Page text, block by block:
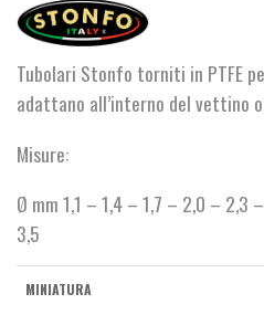
Tubolari Stonfo torniti in PTFE
adattano all’interno del vettino
Misure:
Ø mm 1,1 – 1,4 – 1,7 – 2,0 –
3,5